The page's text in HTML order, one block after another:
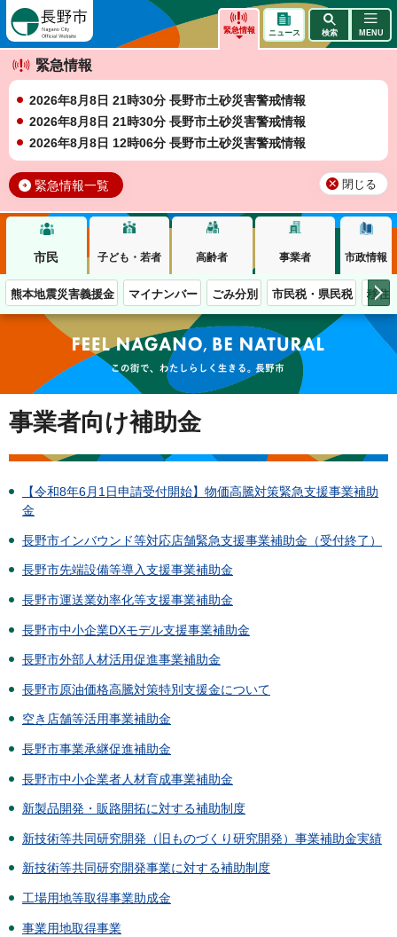
緊急情報
緊急情報
2026年8月8日 21時30分 長野市土砂災害警戒情報
2026年8月8日 21時30分 長野市土砂災害警戒情報
2026年8月8日 12時06分 長野市土砂災害警戒情報
緊急情報一覧 閉じる
ニュース 検索 MENU
市民 子ども・若者 高齢者 事業者 市政情報
熊本地震災害義援金 マイナンバー ごみ分別 市民税・県民税 移住
この街で、わたしらしく生きる。長野市
事業者向け補助金
【令和8年6月1日申請受付開始】物価高騰対策緊急支援事業補助
金
長野市インバウンド等対応店舗緊急支援事業補助金（受付終了）
長野市先端設備等導入支援事業補助金
長野市運送業効率化等支援事業補助金
長野市中小企業DXモデル支援事業補助金
長野市外部人材活用促進事業補助金
長野市原油価格高騰対策特別支援金について
空き店舗等活用事業補助金
長野市事業承継促進補助金
長野市中小企業者人材育成事業補助金
新製品開発・販路開拓に対する補助制度
新技術等共同研究開発（旧ものづくり研究開発）事業補助金実績
新技術等共同研究開発事業に対する補助制度
工場用地等取得事業助成金
事業用地取得事業